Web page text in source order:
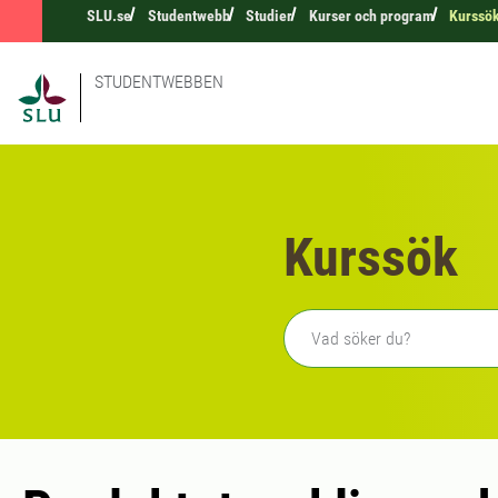
SLU.se Studentwebb Studier Kurser och program
STUDENTWEBBEN
Kurssök
Fritext sökning